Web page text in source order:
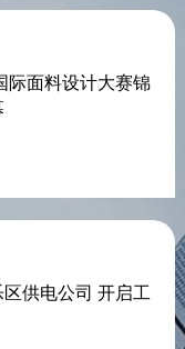
际面料设计大赛锦
供电公司 开启工